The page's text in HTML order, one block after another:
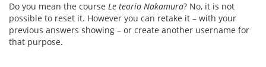
Do you mean the course Le teorio Nakamura? No, it is not
possible to reset it. However you can retake it – with your
previous answers showing – or create another username for
that purpose.